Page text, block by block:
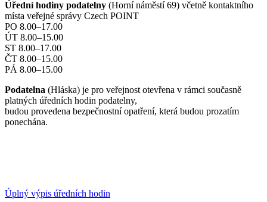
Úřední hodiny podatelny (Horní náměstí 69) včetně kontaktního
místa veřejné správy Czech POINT
PO 8.00–17.00
ÚT 8.00–15.00
ST 8.00–17.00
ČT 8.00–15.00
PÁ 8.00–15.00
Podatelna (Hláska) je pro veřejnost otevřena v rámci současně
platných úředních hodin podatelny,
budou provedena bezpečnostní opatření, která budou prozatím
ponechána.
Úplný výpis úředních hodin